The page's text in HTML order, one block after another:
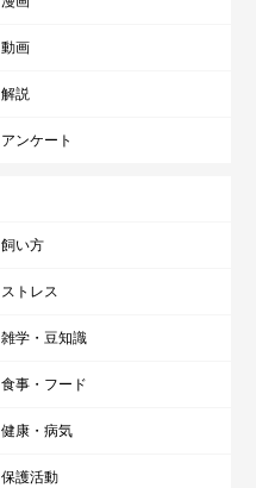
動画
解説
アンケート
飼い方
ストレス
雑学・豆知識
食事・フード
健康・病気
保護活動